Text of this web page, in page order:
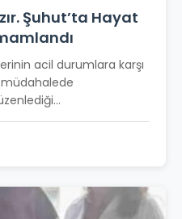
Şuhut’ta Hayat
acil durumlara karşı
müdahalede